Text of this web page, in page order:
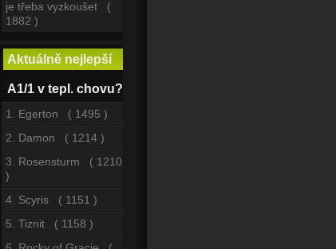
je třeba vyzkoušet (
1882 )
Aktuálně nejlepší
A1/1 v tepl. chovu?
1. Egerton ( 1495 )
2. Damon ( 1214 )
3. Rosensturm ( 1210
)
4. Scyris ( 1151 )
5. Tiznit ( 1158 )